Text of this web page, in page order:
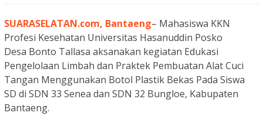
SUARASELATAN.com, Bantaeng– Mahasiswa KKN
Profesi Kesehatan Universitas Hasanuddin Posko
Desa Bonto Tallasa aksanakan kegiatan Edukasi
Pengelolaan Limbah dan Praktek Pembuatan Alat Cuci
Tangan Menggunakan Botol Plastik Bekas Pada Siswa
SD di SDN 33 Senea dan SDN 32 Bungloe, Kabupaten
Bantaeng.